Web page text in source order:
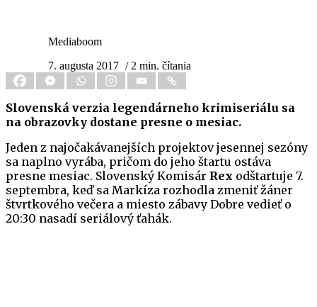
Mediaboom
7. augusta 2017 / 2 min. čítania
Slovenská verzia legendárneho krimiseriálu sa
na obrazovky dostane presne o mesiac.
Jeden z najočakávanejších projektov jesennej sezóny
sa naplno vyrába, pričom do jeho štartu ostáva
presne mesiac. Slovenský Komisár Rex odštartuje 7.
septembra, keď sa Markíza rozhodla zmeniť žáner
štvrtkového večera a miesto zábavy Dobre vedieť o
20:30 nasadí seriálový ťahák.